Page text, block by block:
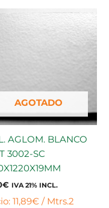
AGOTADO
AGLOM. BLANCO
3002-SC
€ IVA 21% INCL.
11,89€ / Mtrs.2